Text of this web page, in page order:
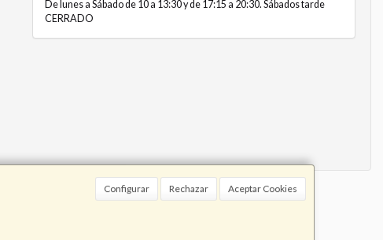
Configurar Rechazar Aceptar Cookies
De lunes a Sábado de 10 a 13:30 y de 17:15 a 20:30. Sábados tarde
CERRADO